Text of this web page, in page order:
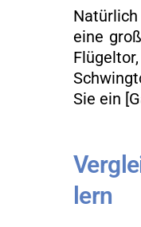
eine
Sie ein
lern